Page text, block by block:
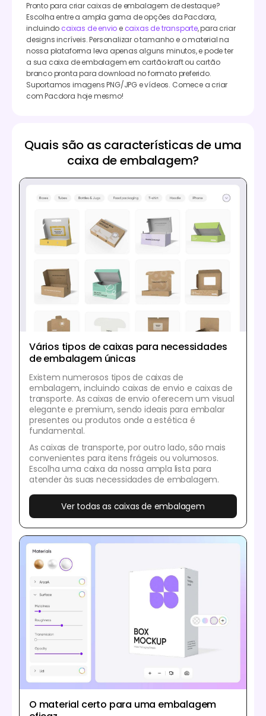
Pronto para criar caixas de embalagem de destaque?
Escolha entre a ampla gama de opções da Pacdora,
incluindo caixas de envio e caixas de transporte, para criar
designs incríveis. Personalizar o tamanho e o material na
nossa plataforma leva apenas alguns minutos, e pode ter
a sua caixa de embalagem em cartão kraft ou cartão
branco pronta para download no formato preferido.
Suportamos imagens PNG/JPG e vídeos. Comece a criar
com Pacdora hoje mesmo!
Quais são as características de uma
caixa de embalagem?
Vários tipos de caixas para necessidades
de embalagem únicas
Existem numerosos tipos de caixas de
embalagem, incluindo caixas de envio e caixas de
transporte. As caixas de envio oferecem um visual
elegante e premium, sendo ideais para embalar
presentes ou produtos onde a estética é
fundamental.
As caixas de transporte, por outro lado, são mais
convenientes para itens frágeis ou volumosos.
Escolha uma caixa da nossa ampla lista para
atender às suas necessidades de embalagem.
Ver todas as caixas de embalagem
O material certo para uma embalagem